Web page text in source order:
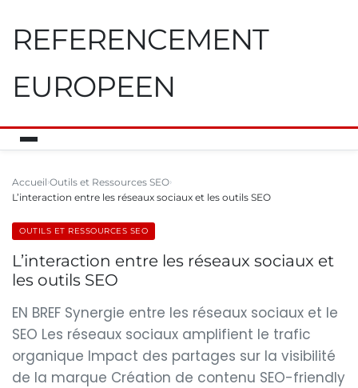
REFERENCEMENT
EUROPEEN
Accueil Outils et Ressources SEO
L’interaction entre les réseaux sociaux et les outils SEO
OUTILS ET RESSOURCES SEO
L’interaction entre les réseaux sociaux et
les outils SEO
EN BREF Synergie entre les réseaux sociaux et le
SEO Les réseaux sociaux amplifient le trafic
organique Impact des partages sur la visibilité
de la marque Création de contenu SEO-friendly